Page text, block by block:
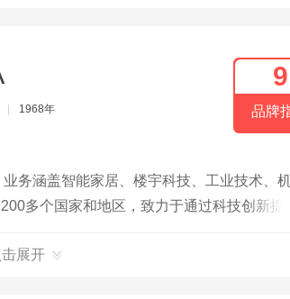
1968年
9
品牌
务涵盖智能家居、楼宇科技、工业技术、
多个国家和地区，致力于通过科技创新提
展开